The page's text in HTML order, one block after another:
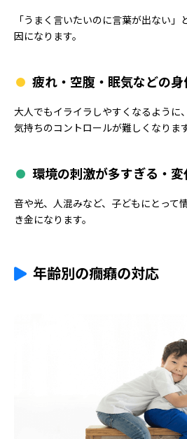
「うまく言いたいのに言葉が出ない
因になります。
疲れ・空腹・眠気などの
大人でもイライラしやすくなるように
気持ちのコントロールが難しくなります
環境の刺激が多すぎる・
音や光、人混みなど、子どもにとって
き金になります。
年齢別の癇癪の対応